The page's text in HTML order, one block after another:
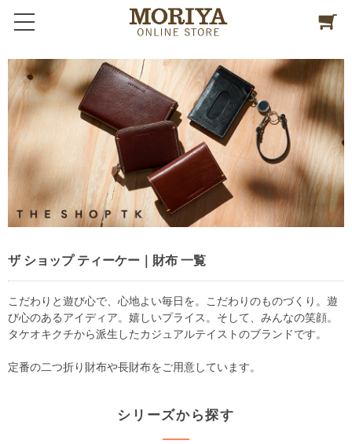
ザ ショップ ティーケー｜財布 一覧
こだわりと遊び心で、心地よい毎日を。こだわりのものづくり。遊
び心のあるアイディア。嬉しいプライス。そして、みんなの笑顔。
タケオキクチから派生したカジュアルテイストのブランドです。
定番の二つ折り財布や長財布をご用意しています。
シリーズから探す